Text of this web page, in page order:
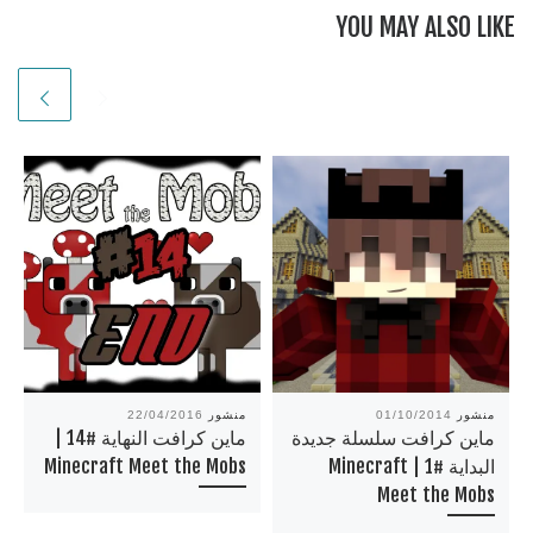
*******************
**­­­*******
YOU MAY ALSO LIKE
منشور 22/04/2016
ماين كرافت النهاية #14 |
Minecraft Meet the Mobs
منشور 01/10/2014
ماين كرافت سلسلة جديدة
البداية #1 | Minecraft
Meet the Mobs